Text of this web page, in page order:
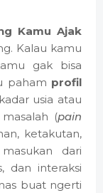
Kamu Ajak
Kalau kamu
gak bisa
paham profil
usia atau
(pain
ketakutan,
dari
dan interaksi
buat ngerti